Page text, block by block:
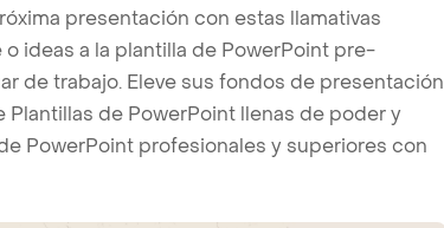
presentación con estas llamativas
ideas a la plantilla de PowerPoint pre-
de trabajo. Eleve sus fondos de presentación
de PowerPoint llenas de poder y
PowerPoint profesionales y superiores con